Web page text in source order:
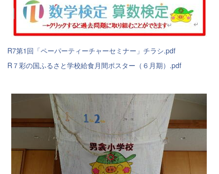
R7第1回「ペーパーティーチャーセミナー」チラシ.pdf
R７彩の国ふるさと学校給食月間ポスター（６月期）.pdf